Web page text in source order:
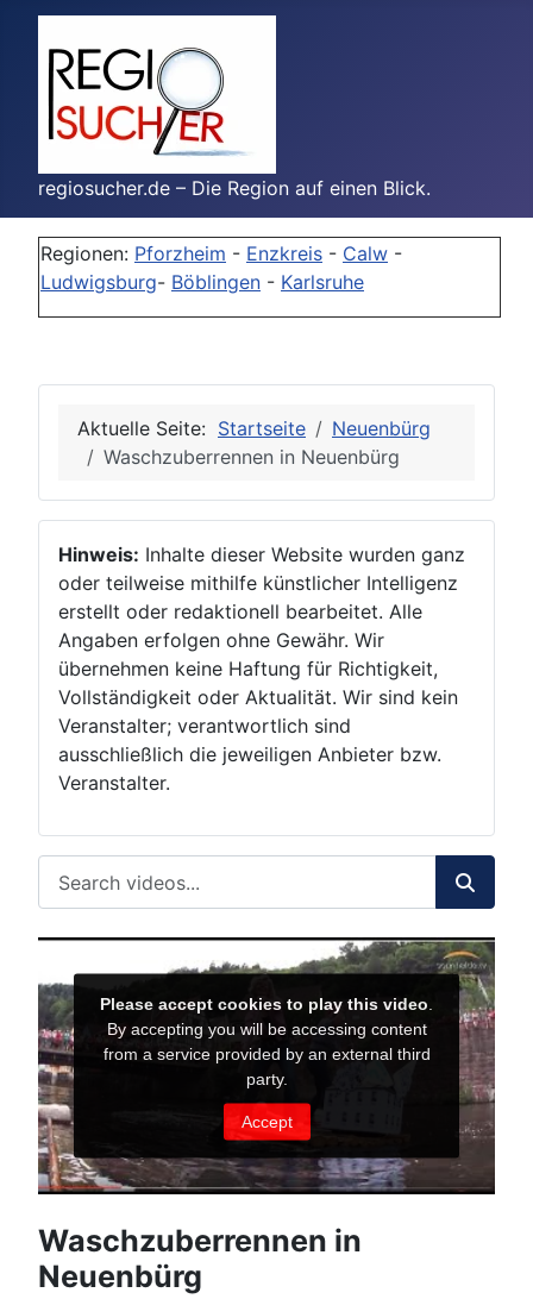
regiosucher.de – Die Region auf einen Blick.
Regionen: Pforzheim - Enzkreis - Calw -
Ludwigsburg- Böblingen - Karlsruhe
Aktuelle Seite: Startseite
Neuenbürg
Waschzuberrennen in Neuenbürg
Hinweis: Inhalte dieser Website wurden ganz
oder teilweise mithilfe künstlicher Intelligenz
erstellt oder redaktionell bearbeitet. Alle
Angaben erfolgen ohne Gewähr. Wir
übernehmen keine Haftung für Richtigkeit,
Vollständigkeit oder Aktualität. Wir sind kein
Veranstalter; verantwortlich sind
ausschließlich die jeweiligen Anbieter bzw.
Veranstalter.
Waschzuberrennen in
Neuenbürg